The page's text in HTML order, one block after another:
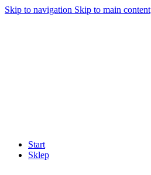
Skip to navigation Skip to main content
Start
Sklep